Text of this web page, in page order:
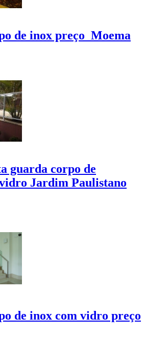
de inox preço Moema
guarda corpo de
Jardim Paulistano
de inox com vidro preço